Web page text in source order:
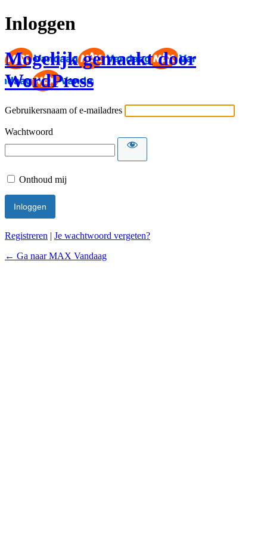
Inloggen
Mogelijk gemaakt door
WordPress
Gebruikersnaam of e-mailadres
Wachtwoord
Onthoud mij
Registreren | Je wachtwoord vergeten?
← Ga naar MAX Vandaag